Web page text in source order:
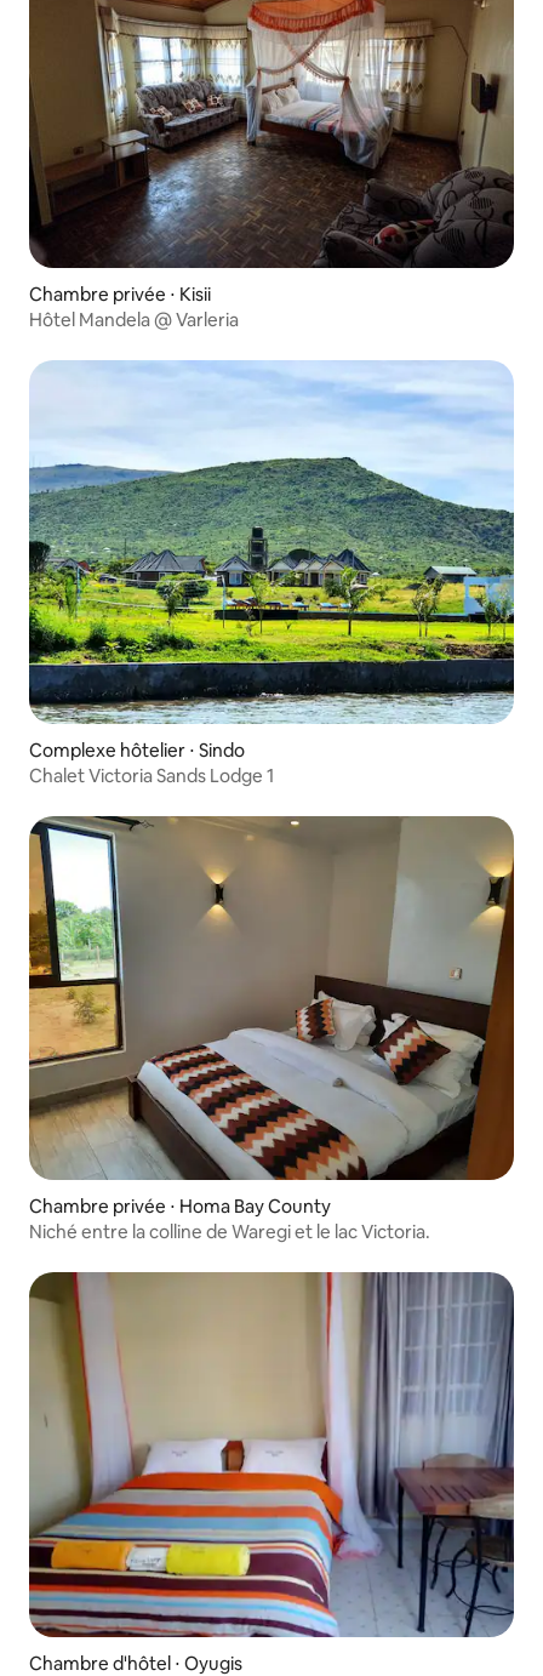
Chambre privée ⋅ Kisii
Hôtel Mandela @ Varleria
Complexe hôtelier ⋅ Sindo
Chalet Victoria Sands Lodge 1
Chambre privée ⋅ Homa Bay County
Niché entre la colline de Waregi et le lac Victoria.
Chambre d'hôtel ⋅ Oyugis